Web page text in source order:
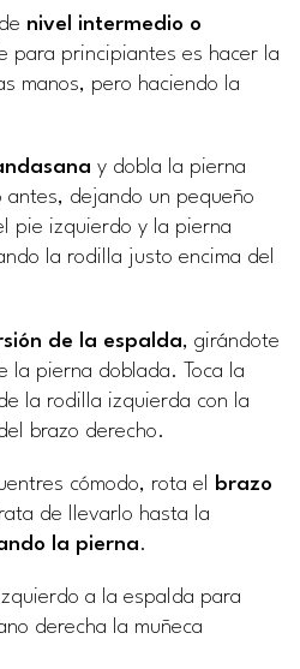
nivel intermedio o
para principiantes es hacer la
manos, pero haciendo la
y dobla la pierna
antes, dejando un pequeño
pie izquierdo y la pierna
la rodilla justo encima del
de la espalda, girándote
la pierna doblada. Toca la
la rodilla izquierda con la
brazo derecho.
cómodo, rota el
brazo
de llevarlo hasta la
la pierna.
a la espalda para
derecha la muñeca